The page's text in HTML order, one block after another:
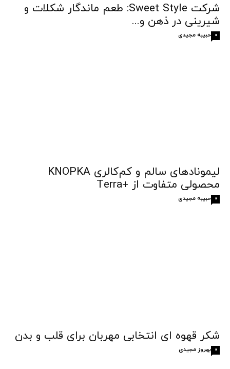
شرکت Sweet Style: طعم ماندگار شکلات و
شیرینی در ذهن و...
حبیبه مجیدی 0
لیمونادهای سالم و کم‌کالری KNOPKA
محصولی متفاوت از +Terra
حبیبه مجیدی 0
شکر قهوه‌ ای انتخابی مهربان برای قلب و بدن
بهروز مجیدی 0